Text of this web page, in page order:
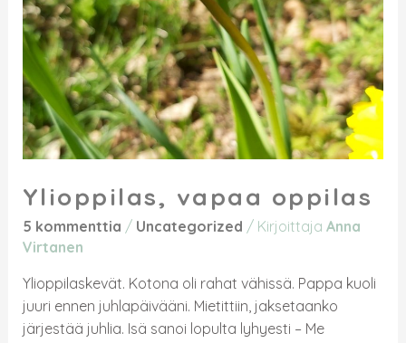
Ylioppilas, vapaa oppilas
5 kommenttia / Uncategorized / Kirjoittaja Anna
Virtanen
Ylioppilaskevät. Kotona oli rahat vähissä. Pappa kuoli
juuri ennen juhlapäivääni. Mietittiin, jaksetaanko
järjestää juhlia. Isä sanoi lopulta lyhyesti – Me